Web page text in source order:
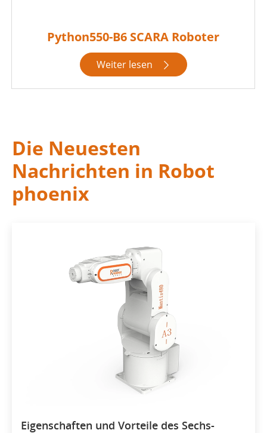
Python550-B6 SCARA Roboter
Weiter lesen 
Die Neuesten
Nachrichten in Robot
phoenix
Eigenschaften und Vorteile des Sechs-